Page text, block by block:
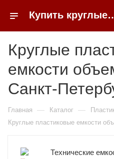
Купить круглые пластиковые
Круглые
емкости
Санкт-
Главная — Каталог —
Круглые пластиковые емкости
Технические